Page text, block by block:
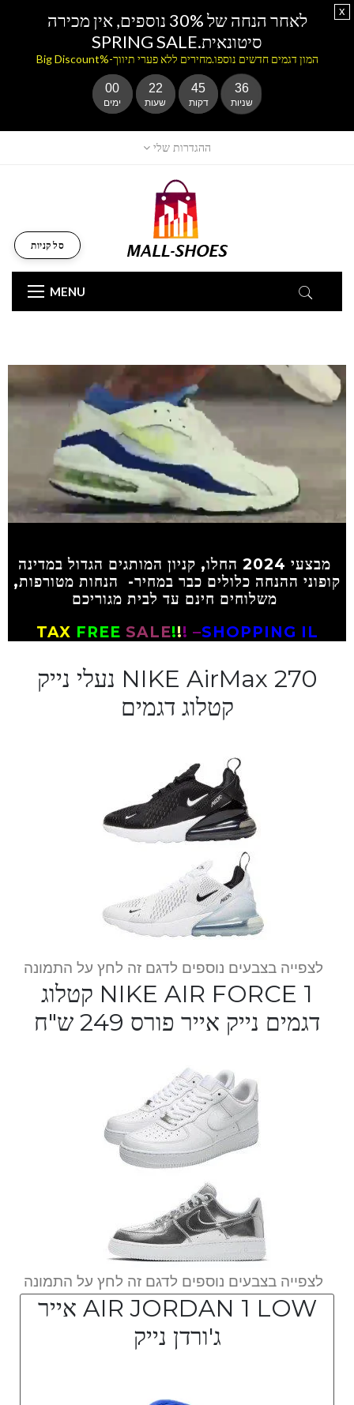
ההגדרות שלי
MENU
סל קניות
מבצעי
2024 החלו, קניון המותגים הגדול במדינה
קופוני ההנחה כלולים כבר במחיר- הנחות מטורפות,
משלוחים חינם עד לבית מגוריכם
TAX FREE SALE!!! –SHOPPING IL
NIKE AirMax 270 נעלי נייק
קטלוג דגמים
לצפייה בצבעים נוספים לדגם זה לחץ על התמונה
NIKE AIR FORCE 1 קטלוג
דגמים נייק אייר פורס 249 ש"ח
לצפייה בצבעים נוספים לדגם זה לחץ על התמונה
AIR JORDAN 1 LOW אייר
ג'ורדן נייק
לאחר הנחה של 30% נוספים, אין מכירה
סיטונאית.SPRING SALE
המון דגמים חדשים נוספו.מחירים ללא פערי תיווך-%Big Discount
00
ימים
22
שעות
45
דקות
35
שניות
x